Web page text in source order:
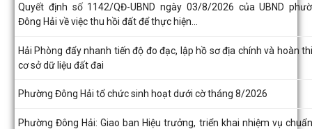
Quyết định số 1142/QĐ-UBND ngày 03/8/2026 của UBND
Đông Hải về việc thu hồi đất để thực hiện...
Hải Phòng đẩy nhanh tiến độ đo đạc, lập hồ sơ địa chính và hoàn
cơ sở dữ liệu đất đai
Phường Đông Hải tổ chức sinh hoạt dưới cờ tháng 8/2026
Phường Đông Hải: Giao ban Hiệu trưởng, triển khai nhiệm vụ